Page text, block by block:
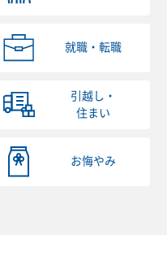
就職・転職
引越し・
住まい
お悔やみ